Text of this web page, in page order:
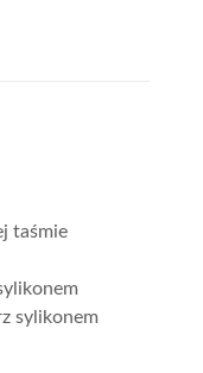
taśmie
sylikonem